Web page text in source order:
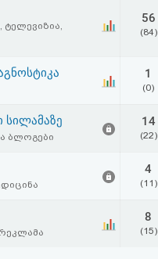
ტელევიზია,
56
(84)
1
(0)
სილამაზე
ბლოგები
14
(22)
4
(11)
8
(15)